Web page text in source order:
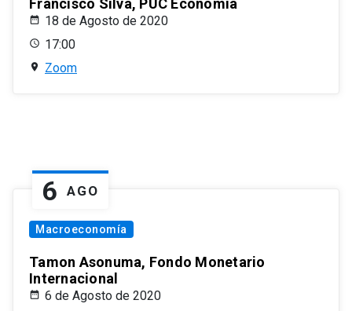
Francisco Silva, PUC Economía
18 de Agosto de 2020
17:00
Zoom
6 AGO
Macroeconomía
Tamon Asonuma, Fondo Monetario
Internacional
6 de Agosto de 2020